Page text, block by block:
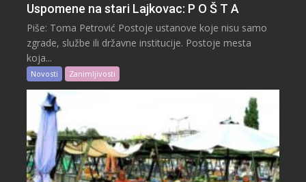
Uspomene na stari Lajkovac: P O Š T A
Piše: Toma Petrović Postoje ustanove koje nisu samo
zgrade, službe ili državne institucije. Postoje mesta
koja...
Novosti Zanimljivosti